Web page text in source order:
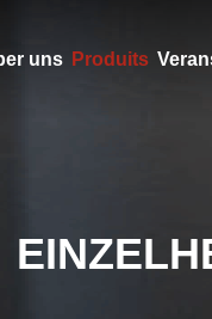
uns Produits